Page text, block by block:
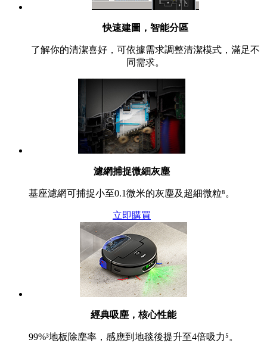
快速建圖，智能分區
了解你的清潔喜好，可依據需求調整清潔模式，滿足不
同需求。
濾網捕捉微細灰塵
基座濾網可捕捉小至0.1微米的灰塵及超細微粒⁸。
立即購買
經典吸塵，核心性能
99%³地板除塵率，感應到地毯後提升至4倍吸力⁵。